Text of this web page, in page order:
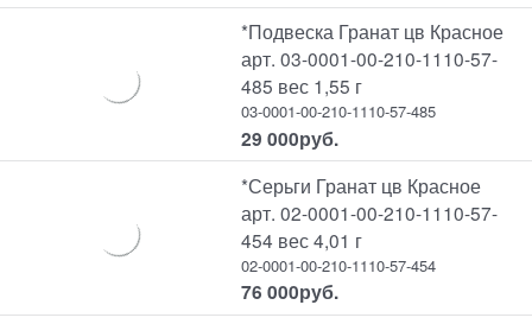
*Подвеска Гранат цв Красное
арт. 03-0001-00-210-1110-57-
485 вес 1,55 г
03-0001-00-210-1110-57-485
29 000руб.
*Серьги Гранат цв Красное
арт. 02-0001-00-210-1110-57-
454 вес 4,01 г
02-0001-00-210-1110-57-454
76 000руб.